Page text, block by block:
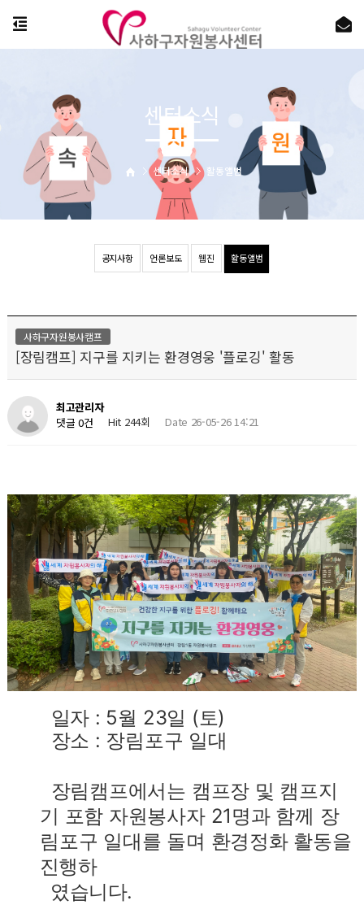
공지사항 언론보도 웹진 활동앨범
센터소식 활동앨범
센터소식
사하구자원봉사캠프
[장림캠프] 지구를 지키는 환경영웅 '플로깅' 활동
최고관리자
댓글 0건
Hit 244회 Date 26-05-26 14:21
일자 : 5월 23일 (토)
장소 : 장림포구 일대
장림캠프에서는 캠프장 및 캠프지
기 포함 자원봉사자 21명과 함께 장
림포구 일대를 돌며 환경정화 활동을
진행하
였습니다.